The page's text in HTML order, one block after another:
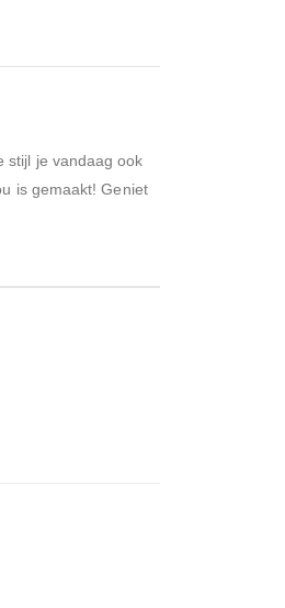
stijl je vandaag ook
is gemaakt! Geniet